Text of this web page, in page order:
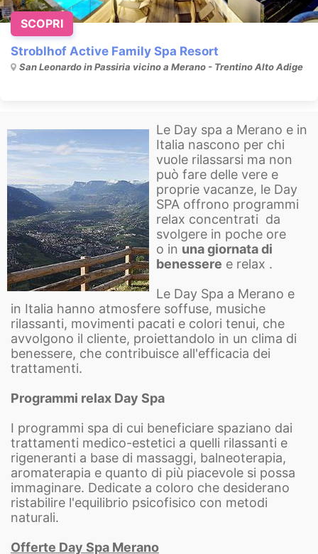
Stroblhof Active Family Spa Resort
San Leonardo in Passiria vicino a Merano - Trentino Alto Adige
SCOPRI
Le Day spa a Merano e in
Italia nascono per chi
vuole rilassarsi ma non
può fare delle vere e
proprie vacanze, le Day
SPA offrono programmi
relax concentrati da
svolgere in poche ore
o in una giornata di
benessere e relax .
Le Day Spa a Merano e
in Italia hanno atmosfere soffuse, musiche
rilassanti, movimenti pacati e colori tenui, che
avvolgono il cliente, proiettandolo in un clima di
benessere, che contribuisce all'efficacia dei
trattamenti.
Programmi relax Day Spa
I programmi spa di cui beneficiare spaziano dai
trattamenti medico-estetici a quelli rilassanti e
rigeneranti a base di massaggi, balneoterapia,
aromaterapia e quanto di più piacevole si possa
immaginare. Dedicate a coloro che desiderano
ristabilire l'equilibrio psicofisico con metodi
naturali.
Offerte Day Spa Merano